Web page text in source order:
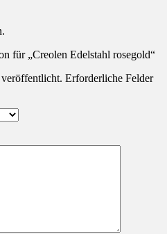
für „Creolen Edelstahl rosegold“
Erforderliche Felder